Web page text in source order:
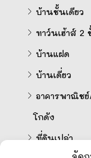
บ้านชั้นเดียว
ทาว์นเฮ้าส์ 2
บ้านแฝด
บ้านเดี่ยว
อาคารพาณิช
โกดัง
ที่ดินเปล่า